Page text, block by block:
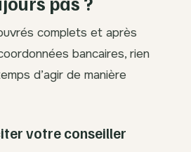
complets et après
bancaires, rien
d’agir de manière
votre conseiller